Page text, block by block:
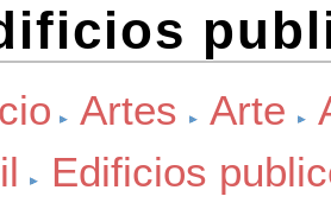
Artes Arte
Edificios